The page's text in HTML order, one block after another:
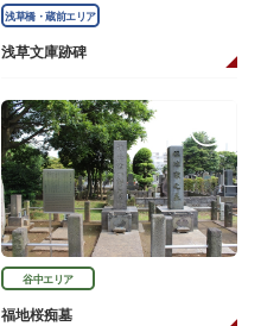
浅草橋・蔵前エリア
浅草文庫跡碑
谷中エリア
福地桜痴墓